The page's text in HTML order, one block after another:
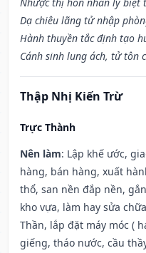
Dạ chiêu lãng tử nhập
Hành thuyền tắc định tạo
Cánh sinh lung ách, tử tôn
Thập Nhị Kiến Trừ
Trực Thành
Nên làm: Lập khế ước,
hàng, bán hàng, xuất
thổ, san nền đắp nền,
kho vựa, làm hay sửa
Thần, lắp đặt máy móc (
giếng, tháo nước, cầu